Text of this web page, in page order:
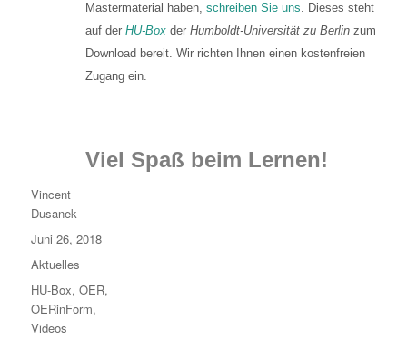
Mastermaterial haben, schreiben Sie uns. Dieses steht
auf der HU-Boxder Humboldt-Universität zu Berlinzum
Download bereit. Wir richten Ihnen einen kostenfreien
Zugang ein.
Viel Spaß beim Lernen!
Autor
Vincent
Dusanek
Veröffentlicht
am
Juni 26, 2018
Kategorien
Aktuelles
Schlagwörter
HU-Box,OER,
OERinForm,
Videos